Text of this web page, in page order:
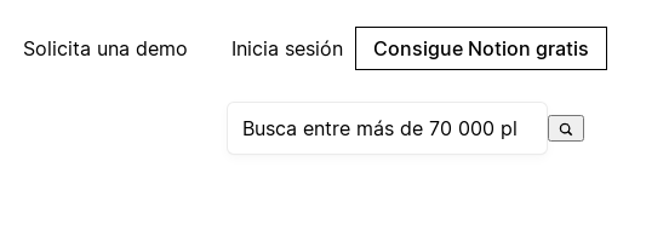
Solicita una demo Inicia sesión Consigue Notion gratis